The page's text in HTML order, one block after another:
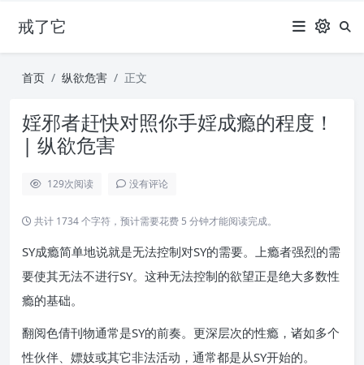
戒了它
首页 纵欲危害 正文
婬邪者赶快对照你手婬成瘾的程度！
| 纵欲危害
129次阅读 没有评论
共计 1734 个字符，预计需要花费 5 分钟才能阅读完成。
SY成瘾简单地说就是无法控制对SY的需要。上瘾者强烈的需
要使其无法不进行SY。这种无法控制的欲望正是绝大多数性
瘾的基础。
翻阅色倩刊物通常是SY的前奏。更深层次的性瘾，诸如多个
性伙伴、嫖妓或其它非法活动，通常都是从SY开始的。